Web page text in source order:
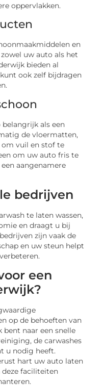
oppervlakken.
en
uw auto als het
bieden al
ook zelf bijdragen
belangrijk als een
de vloermatten,
om vuil en stof te
om uw auto fris te
aangenamere
bedrijven
te laten wassen,
en draagt u bij
zijn vaak de
en uw steun helpt
een
op de behoeften van
bent naar een snelle
de carwashes
u nodig heeft.
hart uw auto laten
deze faciliteiten